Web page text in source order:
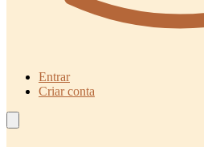
Entrar
Criar conta